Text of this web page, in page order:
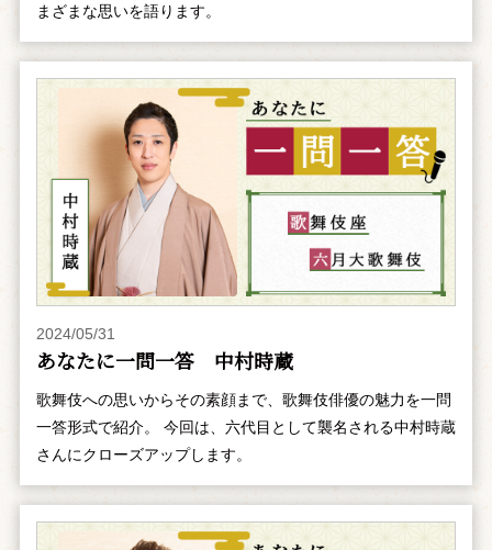
まざまな思いを語ります。
2024/05/31
あなたに一問一答 中村時蔵
歌舞伎への思いからその素顔まで、歌舞伎俳優の魅力を一問
一答形式で紹介。 今回は、六代目として襲名される中村時蔵
さんにクローズアップします。